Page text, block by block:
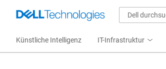
Künstliche Intelligenz IT-Infrastruktur